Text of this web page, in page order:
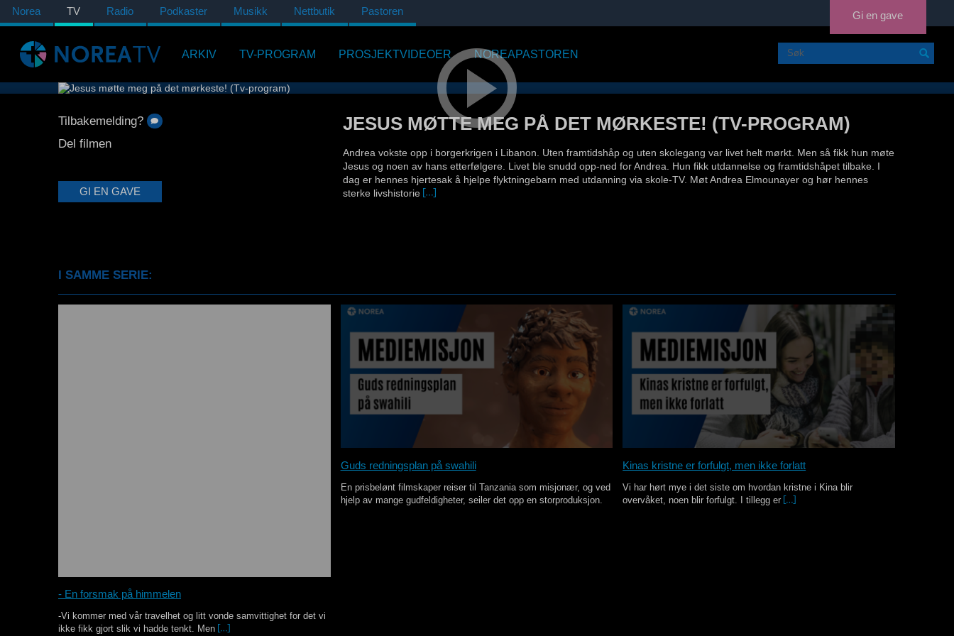
Norea TV Radio Podkaster Musikk Nettbutik Pastoren Gi en gave
ARKIV TV-PROGRAM PROSJEKTVIDEOER NOREAPASTOREN
JESUS MØTTE MEG PÅ DET MØRKESTE! (TV-PROGRAM)
Andrea vokste opp i borgerkrigen i Libanon. Uten framtidshåp og uten skolegang var livet helt mørkt. Men så fikk hun møte
Jesus og noen av hans etterfølgere. Livet ble snudd opp-ned for Andrea. Hun fikk utdannelse og framtidshåpet tilbake. I
dag er hennes hjertesak å hjelpe flyktningebarn med utdanning via skole-TV. Møt Andrea Elmounayer og hør hennes
sterke livshistorie
Tilbakemelding?
Del filmen
GI EN GAVE
I SAMME SERIE:
- En forsmak på himmelen
-Vi kommer med vår travelhet og litt vonde samvittighet for det vi
ikke fikk gjort slik vi hadde tenkt. Men
Guds redningsplan på swahili
En prisbelønt filmskaper reiser til Tanzania som misjonær, og ved
hjelp av mange gudfeldigheter, seiler det opp en storproduksjon.
Kinas kristne er forfulgt, men ikke forlatt
Vi har hørt mye i det siste om hvordan kristne i Kina blir
overvåket, noen blir forfulgt. I tillegg er